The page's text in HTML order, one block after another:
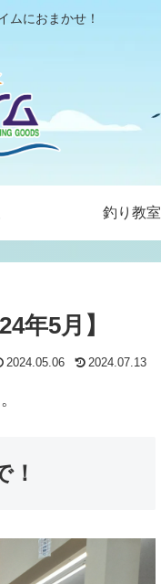
ムにおまかせ！
釣り教室
年5月】
2024.05.06 2024.07.13
！